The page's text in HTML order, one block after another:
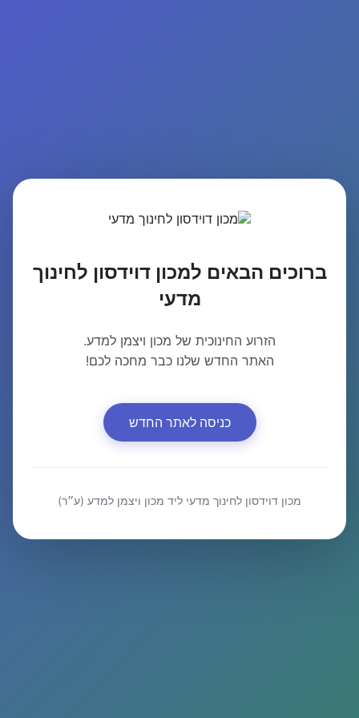
ברוכים הבאים למכון דוידסון לחינוך
מדעי
הזרוע החינוכית של מכון ויצמן למדע.
האתר החדש שלנו כבר מחכה לכם!
כניסה לאתר החדש
מכון דוידסון לחינוך מדעי ליד מכון ויצמן למדע (ע״ר)